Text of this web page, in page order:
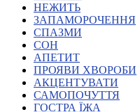
Реєстр
товариства глухих
Підготовка
"Сервіс УТОГ"
Атестація
НЕЖИТЬ
ЗАПАМОРОЧЕННЯ
СПАЗМИ
СОН
АПЕТИТ
ПРОЯВИ ХВОРОБИ
АКЦЕНТУВАТИ
САМОПОЧУТТЯ
ГОСТРА ЇЖА